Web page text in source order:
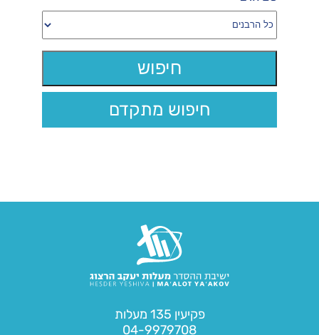
חיפוש מתקדם
פקיעין 135 מעלות
04-9979708